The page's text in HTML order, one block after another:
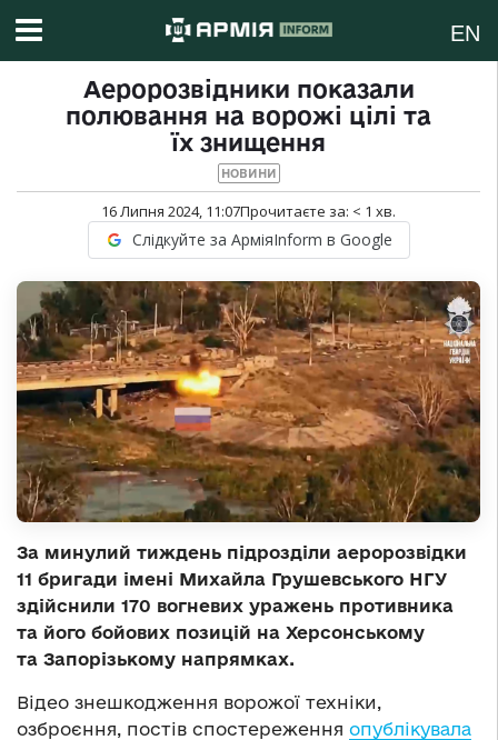
EN
Аеророзвідники показали
полювання на ворожі цілі та
їх знищення
НОВИНИ
16 Липня 2024, 11:07Прочитаєте за: < 1 хв.
Слідкуйте за АрміяInform в Google
За минулий тиждень підрозділи аеророзвідки
11 бригади імені Михайла Грушевського НГУ
здійснили 170 вогневих уражень противника
та його бойових позицій на Херсонському
та Запорізькому напрямках.
Відео знешкодження ворожої техніки,
озброєння, постів спостереження опублікувала